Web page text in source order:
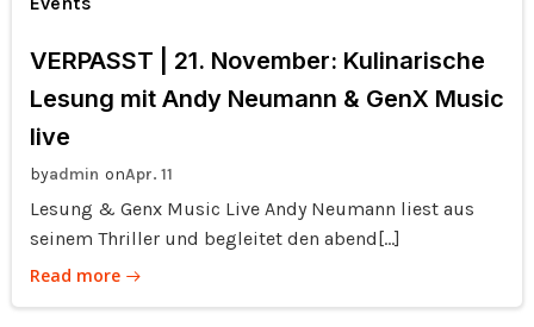
VERPASST | 21. November: Kulinarische
Lesung mit Andy Neumann & GenX Music
live
byadmin onApr. 11
Lesung & Genx Music Live Andy Neumann liest aus
seinem Thriller und begleitet den abend[…]
Read more